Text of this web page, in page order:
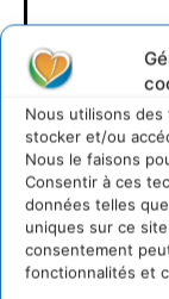
Nous utilisons
stocker et/ou
Nous le faisons
Consentir à ces
données telles
uniques sur ce
consentement
fonctionnalités et
Journaliste